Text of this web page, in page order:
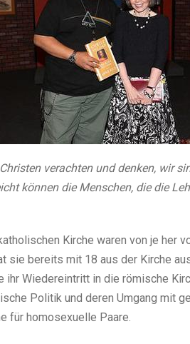
verachten und denken, wir
können die Menschen, die die
Kirche waren von je her
sie bereits mit 18 aus der Kirche
ihr Wiedereintritt in die römische
Politik und deren Umgang mit
für homosexuelle Paare.